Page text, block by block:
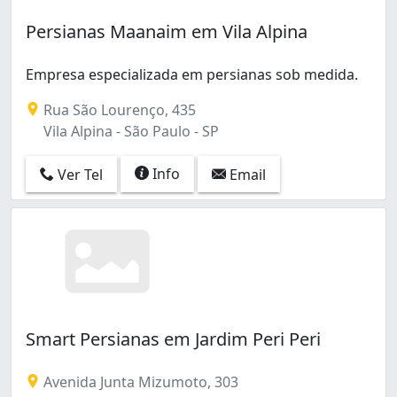
Santana (4)
Santo Amaro (2)
São João Clímaco (1)
São Mateus (1)
Tatuapé (1)
Vila Alpina (1)
Vila Arruda (1)
Vila Barreto (1)
Vila Esperança (2)
Vila Gertrudes (1)
Persianas Maanaim em Vila Alpina
Empresa especializada em persianas sob medida.
Rua São Lourenço, 435
Vila Alpina - São Paulo - SP
Ver Tel Info Email
Smart Persianas em Jardim Peri Peri
Avenida Junta Mizumoto, 303